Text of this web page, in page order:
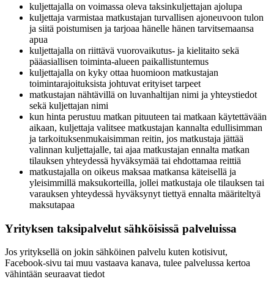
kuljettajalla on voimassa oleva taksinkuljettajan ajolupa
kuljettaja varmistaa matkustajan turvallisen ajoneuvoon tulon
ja siitä poistumisen ja tarjoaa hänelle hänen tarvitsemaansa
apua
kuljettajalla on riittävä vuorovaikutus- ja kielitaito sekä
pääasiallisen toiminta-alueen paikallistuntemus
kuljettajalla on kyky ottaa huomioon matkustajan
toimintarajoituksista johtuvat erityiset tarpeet
matkustajan nähtävillä on luvanhaltijan nimi ja yhteystiedot
sekä kuljettajan nimi
kun hinta perustuu matkan pituuteen tai matkaan käytettävään
aikaan, kuljettaja valitsee matkustajan kannalta edullisimman
ja tarkoituksenmukaisimman reitin, jos matkustaja jättää
valinnan kuljettajalle, tai ajaa matkustajan ennalta matkan
tilauksen yhteydessä hyväksymää tai ehdottamaa reittiä
matkustajalla on oikeus maksaa matkansa käteisellä ja
yleisimmillä maksukorteilla, jollei matkustaja ole tilauksen tai
varauksen yhteydessä hyväksynyt tiettyä ennalta määriteltyä
maksutapaa
Yrityksen taksipalvelut sähköisissä palveluissa
Jos yrityksellä on jokin sähköinen palvelu kuten kotisivut,
Facebook-sivu tai muu vastaava kanava, tulee palvelussa kertoa
vähintään seuraavat tiedot